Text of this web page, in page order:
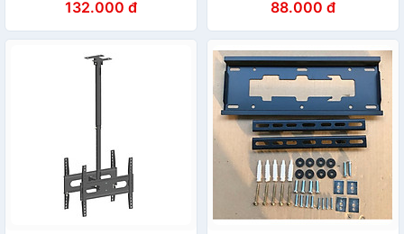
Chính Hãng132.000 đ
Hàng Chính Hãng
88.000 đ